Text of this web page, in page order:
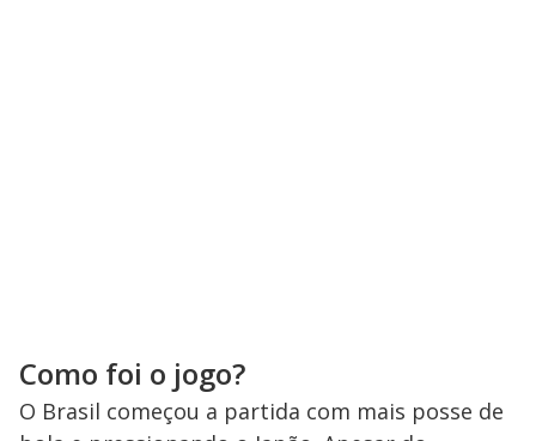
Como foi o jogo?
O Brasil começou a partida com mais posse de